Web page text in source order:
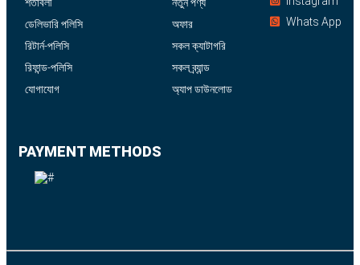
ডেলিভারি পলিসি
রিটার্ন-পলিসি
রিফান্ড-পলিসি
যোগাযোগ
অফার
সকল ক্যাটাগরি
সকল ব্র্যান্ড
অ্যাপ ডাউনলোড
Whats App
PAYMENT METHODS